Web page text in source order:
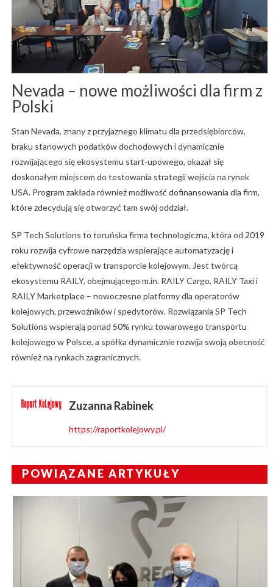
Nevada – nowe możliwości dla firm z
Polski
Stan Nevada, znany z przyjaznego klimatu dla przedsiębiorców,
braku stanowych podatków dochodowych i dynamicznie
rozwijającego się ekosystemu start-upowego, okazał się
doskonałym miejscem do testowania strategii wejścia na rynek
USA. Program zakłada również możliwość dofinansowania dla firm,
które zdecydują się otworzyć tam swój oddział.
SP Tech Solutions to toruńska firma technologiczna, która od 2019
roku rozwija cyfrowe narzędzia wspierające automatyzację i
efektywność operacji w transporcie kolejowym. Jest twórcą
ekosystemu RAILY, obejmującego m.in. RAILY Cargo, RAILY Taxi i
RAILY Marketplace – nowoczesne platformy dla operatorów
kolejowych, przewoźników i spedytorów. Rozwiązania SP Tech
Solutions wspierają ponad 50% rynku towarowego transportu
kolejowego w Polsce, a spółka dynamicznie rozwija swoją obecność
również na rynkach zagranicznych.
Zuzanna Rabinek
https://raportkolejowy.pl/
POWIĄZANE ARTYKUŁY